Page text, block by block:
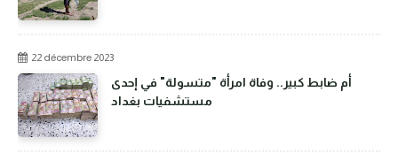
22 décembre 2023
أم ضابط كبير.. وفاة امرأة "متسولة" في إحدى
مستشفيات بغداد